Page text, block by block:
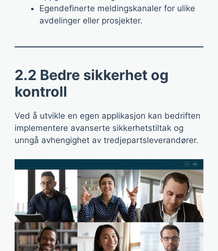
Egendefinerte meldingskanaler for ulike
avdelinger eller prosjekter.
2.2 Bedre sikkerhet og
kontroll
Ved å utvikle en egen applikasjon kan bedriften
implementere avanserte sikkerhetstiltak og
unngå avhengighet av tredjepartsleverandører.